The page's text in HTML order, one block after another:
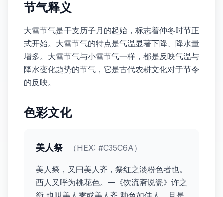
节气释义
大雪节气是干支历子月的起始，标志着仲冬时节正
式开始。大雪节气的特点是气温显著下降、降水量
增多。大雪节气与小雪节气一样，都是反映气温与
降水变化趋势的节气，它是古代农耕文化对于节令
的反映。
色彩文化
美人祭 （HEX: #C35C6A）
美人祭，又曰美人齐，祭红之淡粉色者也。
酉人又呼为桃花色。—《饮流斋说瓷》许之
衡 也叫美人霁或美人齐,釉色如佳人，且是